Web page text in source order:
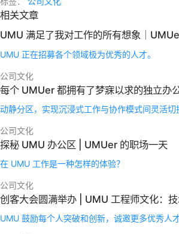
相关文章
UMU 满足了我对工作的所有想象｜
UMU 正在招募各个领域极为优秀的人才。
公司文化
每个 UMUer 都拥有了梦寐以求的独立办
动静分区，实现沉浸式工作与协作模式间灵活切
公司文化
探秘 UMU 办公区 | UMUer 的职场一天
在 UMU 工作是一种怎样的体验？
公司文化
创客大会圆满举办 | UMU 工程师文化：
UMU 鼓励每个人突破和创新，诚邀更多优秀人才